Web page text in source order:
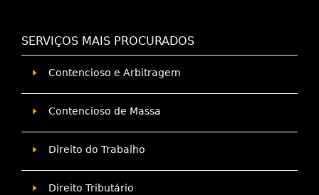
SERVIÇOS MAIS PROCURADOS
Contencioso e Arbitragem
Contencioso de Massa
Direito do Trabalho
Direito Tributário